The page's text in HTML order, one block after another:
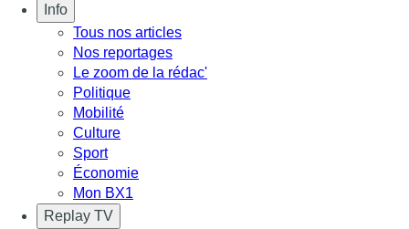
Info
Tous nos articles
Nos reportages
Le zoom de la rédac'
Politique
Mobilité
Culture
Sport
Économie
Mon BX1
Replay TV